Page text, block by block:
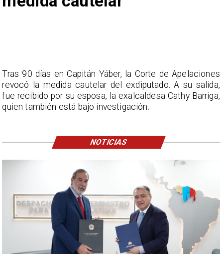
Tras 90 días en Capitán Yáber, la Corte de Apelaciones
revocó la medida cautelar del exdiputado. A su salida,
fue recibido por su esposa, la exalcaldesa Cathy Barriga,
quien también está bajo investigación.
NOTICIAS